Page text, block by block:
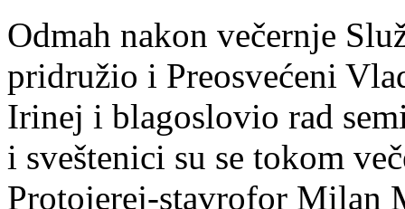
Odmah nakon večernje
pridružio i Preosvećeni
Irinej i blagoslovio rad
i sveštenici su se tokom
Protojerej-stavrofor